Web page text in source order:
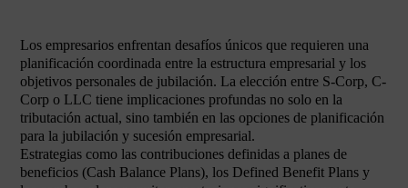
Los empresarios enfrentan desafíos únicos que requieren una
planificación coordinada entre la estructura empresarial y los
objetivos personales de jubilación. La elección entre S-Corp, C-
Corp o LLC tiene implicaciones profundas no solo en la
tributación actual, sino también en las opciones de planificación
para la jubilación y sucesión empresarial.
Estrategias como las contribuciones definidas a planes de
beneficios (Cash Balance Plans), los Defined Benefit Plans y